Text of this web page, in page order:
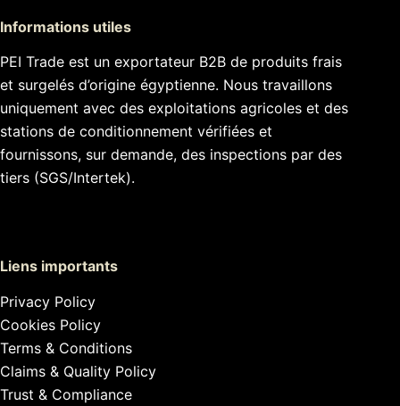
Informations utiles
PEI Trade est un exportateur B2B de produits frais
et surgelés d’origine égyptienne. Nous travaillons
uniquement avec des exploitations agricoles et des
stations de conditionnement vérifiées et
fournissons, sur demande, des inspections par des
tiers (SGS/Intertek).
Liens importants
Privacy Policy
Cookies Policy
Terms & Conditions
Claims & Quality Policy
Trust & Compliance